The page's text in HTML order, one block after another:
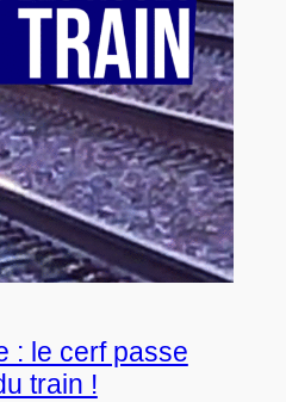
: le cerf passe
train !